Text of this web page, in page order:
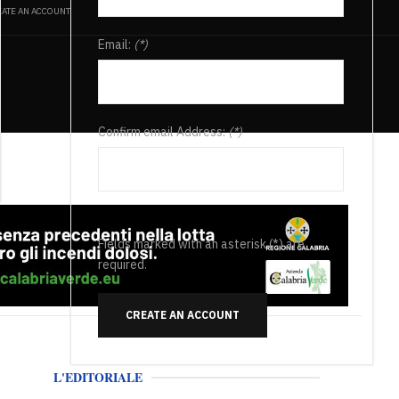
AN ACCOUNT
Email: (*)
Confirm email Address:(*)
Fields marked with an asterisk (*) are
required.
CREATE AN ACCOUNT
L'EDITORIALE